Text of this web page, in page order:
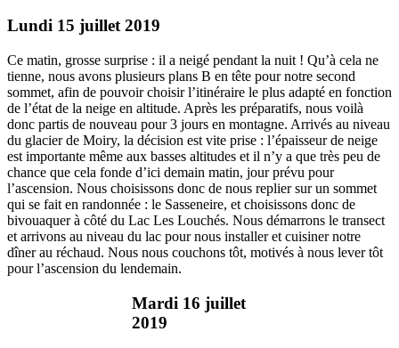
Lundi 15 juillet 2019
Ce matin, grosse surprise : il a neigé pendant la nuit ! Qu’à cela ne
tienne, nous avons plusieurs plans B en tête pour notre second
sommet, afin de pouvoir choisir l’itinéraire le plus adapté en fonction
de l’état de la neige en altitude. Après les préparatifs, nous voilà
donc partis de nouveau pour 3 jours en montagne. Arrivés au niveau
du glacier de Moiry, la décision est vite prise : l’épaisseur de neige
est importante même aux basses altitudes et il n’y a que très peu de
chance que cela fonde d’ici demain matin, jour prévu pour
l’ascension. Nous choisissons donc de nous replier sur un sommet
qui se fait en randonnée : le Sasseneire, et choisissons donc de
bivouaquer à côté du Lac Les Louchés. Nous démarrons le transect
et arrivons au niveau du lac pour nous installer et cuisiner notre
dîner au réchaud. Nous nous couchons tôt, motivés à nous lever tôt
pour l’ascension du lendemain.
Mardi 16 juillet
2019